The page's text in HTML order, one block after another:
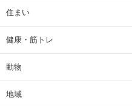
住まい
健康・筋トレ
動物
地域